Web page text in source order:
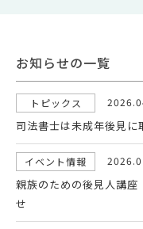
お知らせの一覧
トピックス
司法書士は未成年後見に
イベント情報
親族のための後見人講座
せ